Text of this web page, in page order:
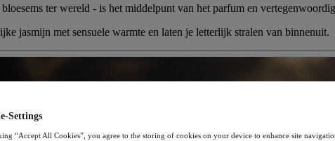
bloesems ter wereld - is het middelpunt van het parfum en
jasmijn met sensuele warmte en laten je letterlijk stralen van binnenuit.
Settings
“Accept All Cookies”, you agree to the storing of cookies on your device to enhance site